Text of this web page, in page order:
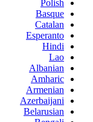
Polish
Basque
Catalan
Esperanto
Hindi
Lao
Albanian
Amharic
Armenian
Azerbaijani
Belarusian